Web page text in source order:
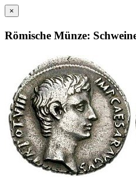
×
Römische Münze: